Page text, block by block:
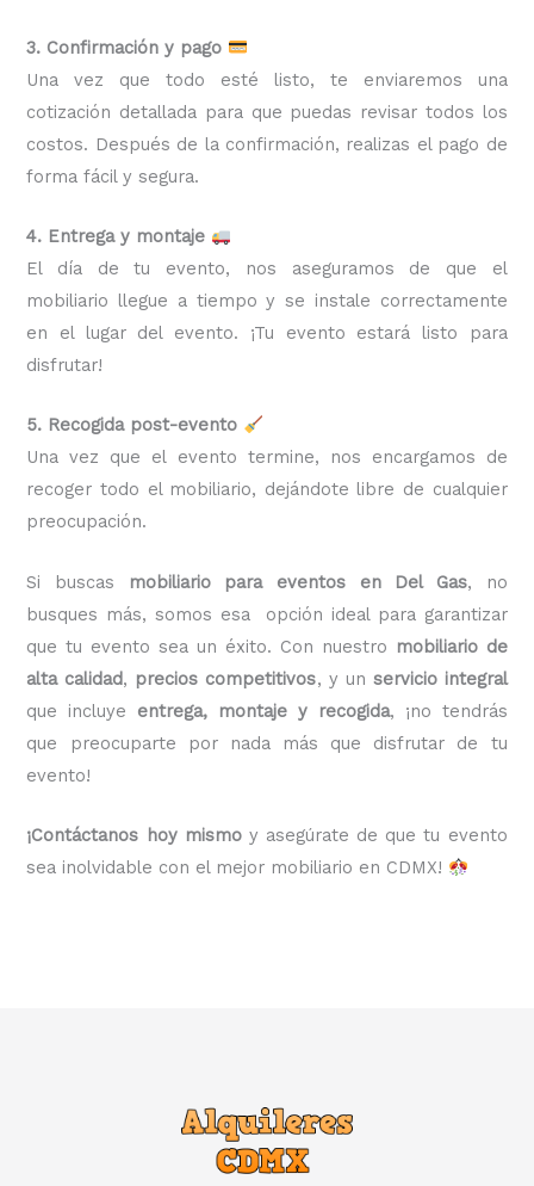
3. Confirmación y pago
Una vez que todo esté listo, te enviaremos una
cotización detallada para que puedas revisar todos los
costos. Después de la confirmación, realizas el pago de
forma fácil y segura.
4. Entrega y montaje
El día de tu evento, nos aseguramos de que el
mobiliario llegue a tiempo y se instale correctamente
en el lugar del evento. ¡Tu evento estará listo para
disfrutar!
5. Recogida post-evento
Una vez que el evento termine, nos encargamos de
recoger todo el mobiliario, dejándote libre de cualquier
preocupación.
Si buscas mobiliario para eventos en Del Gas, no
busques más, somos esa opción ideal para garantizar
que tu evento sea un éxito. Con nuestro mobiliario de
alta calidad, precios competitivos, y un servicio integral
que incluye entrega, montaje y recogida, ¡no tendrás
que preocuparte por nada más que disfrutar de tu
evento!
¡Contáctanos hoy mismoy asegúrate de que tu evento
sea inolvidable con el mejor mobiliario en CDMX!